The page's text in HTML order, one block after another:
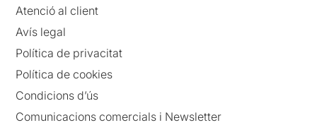
Atenció al client
Avís legal
Política de privacitat
Política de cookies
Condicions d’ús
Comunicacions comercials i Newsletter